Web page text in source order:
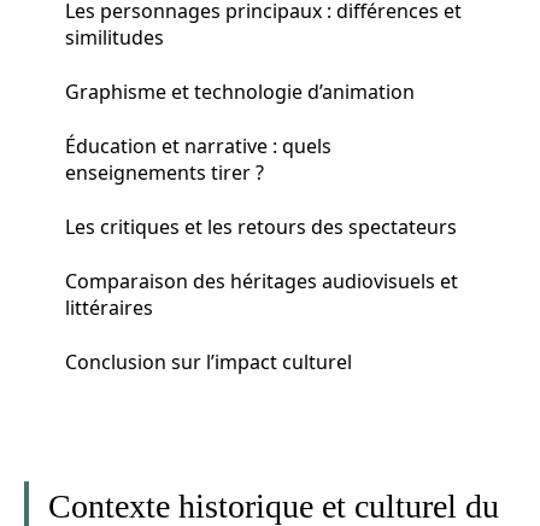
Les personnages principaux : différences et
similitudes
Graphisme et technologie d’animation
Éducation et narrative : quels
enseignements tirer ?
Les critiques et les retours des spectateurs
Comparaison des héritages audiovisuels et
littéraires
Conclusion sur l’impact culturel
Contexte historique et culturel du